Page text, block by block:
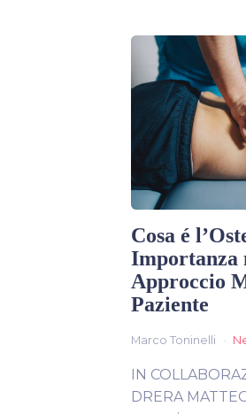
Cosa é
Importanza
Approccio
Paziente
Marco Toninelli
IN
DRERA